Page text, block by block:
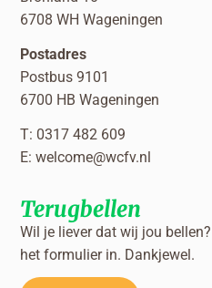
6708 WH Wageningen
Postadres
Postbus 9101
6700 HB Wageningen
T: 0317 482 609
E:welcome@wcfv.nl
Terugbellen
Wil je liever dat wij jou
het formulier in. Dankjewel.